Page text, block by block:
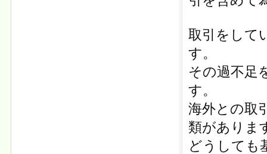
取引をして
す。
その過不足
す。
海外との取
類がありま
どうしても